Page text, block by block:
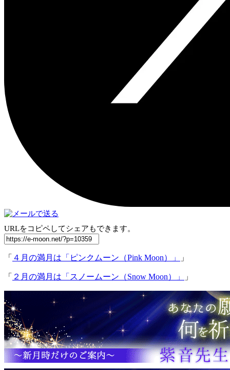
URLをコピペしてシェアもできます。
「 ４月の満月は「ピンクムーン（Pink Moon）」 」
「 ２月の満月は「スノームーン（Snow Moon）」 」